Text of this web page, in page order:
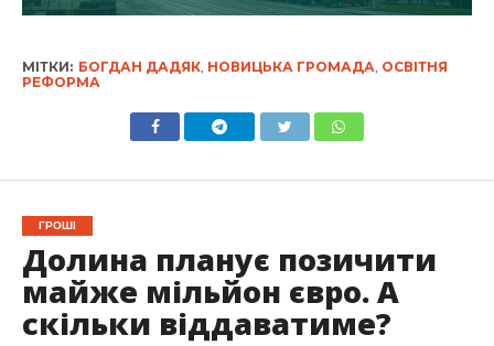
МІТКИ: БОГДАН ДАДЯК, НОВИЦЬКА ГРОМАДА, ОСВІТНЯ
РЕФОРМА
ГРОШІ
Долина планує позичити
майже мільйон євро. А
скільки віддаватиме?